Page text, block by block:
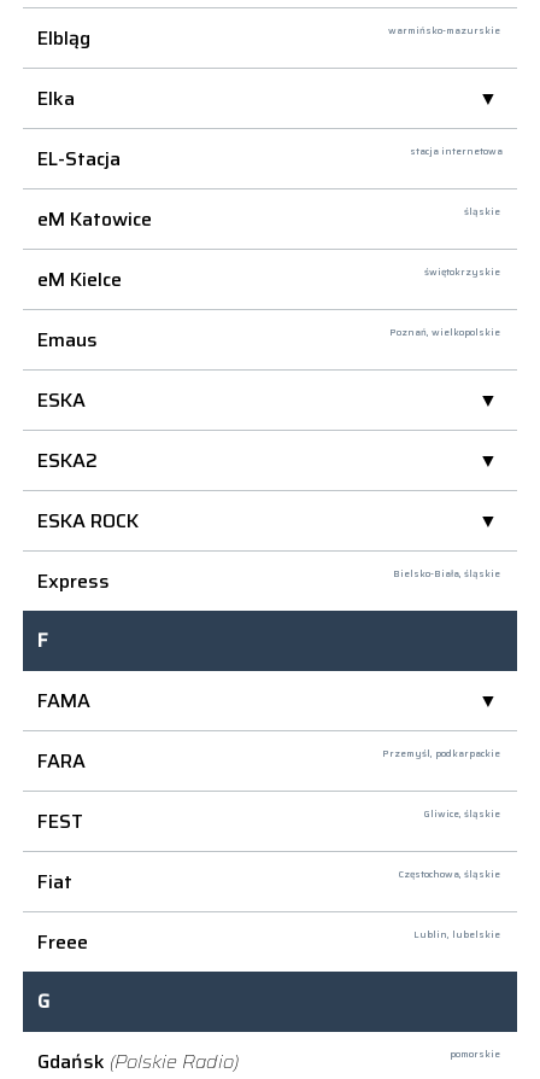
Elbląg warmińsko-mazurskie
Elka
EL-Stacja
stacja internetowa
eM Katowice śląskie
eM Kielce świętokrzyskie
Emaus Poznań, wielkopolskie
ESKA
ESKA2
ESKA ROCK
Express
Bielsko-Biała, śląskie
F
FAMA
FARA
Przemyśl, podkarpackie
FEST Gliwice, śląskie
Fiat Częstochowa, śląskie
Freee Lublin, lubelskie
G
Gdańsk (Polskie Radio) pomorskie